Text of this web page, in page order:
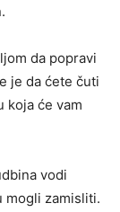
da popravi
je da ćete čuti
koja će vam
vodi
mogli zamisliti.